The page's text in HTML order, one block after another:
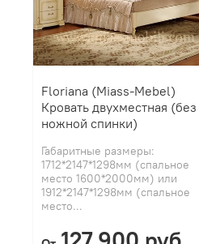
Floriana (Miass-Mebel)
Кровать двухместная (без
ножной спинки)
Габаритные размеры:
1712*2147*1298мм (спальное
место 1600*2000мм) или
1912*2147*1298мм (спальное
место...